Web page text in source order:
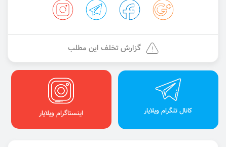
گزارش تخلف این مطلب
کانال تلگرام ویلایار اینستاگرام ویلایار